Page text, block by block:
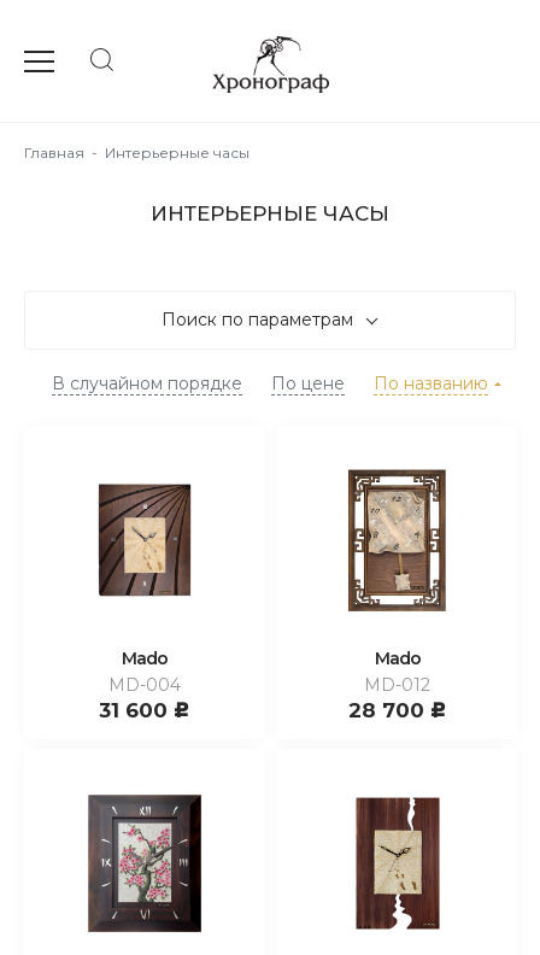
Главная - Интерьерные часы
ИНТЕРЬЕРНЫЕ ЧАСЫ
Поиск по параметрам
В случайном порядке По цене По названию
Mado
MD-004
31 600 c
Mado
MD-012
28 700 c